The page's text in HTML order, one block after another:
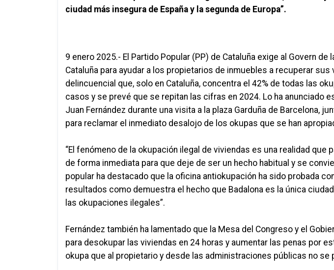
ciudad más insegura de España y la segunda de Europa”.
9 enero 2025.- El Partido Popular (PP) de Cataluña exige al Govern de
Cataluña para ayudar a los propietarios de inmuebles a recuperar
delincuencial que, solo en Cataluña, concentra el 42% de todas las
casos y se prevé que se repitan las cifras en 2024. Lo ha anunciado
Juan Fernández durante una visita a la plaza Garduña de Barcelona,
para reclamar el inmediato desalojo de los okupas que se han
“El fenómeno de la okupación ilegal de viviendas es una realidad que
de forma inmediata para que deje de ser un hecho habitual y se
popular ha destacado que la oficina antiokupación ha sido probada
resultados como demuestra el hecho que Badalona es la única
las okupaciones ilegales”.
Fernández también ha lamentado que la Mesa del Congreso y el
para desokupar las viviendas en 24 horas y aumentar las penas por
okupa que al propietario y desde las administraciones públicas no se